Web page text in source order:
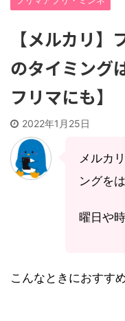
【メルカリ
のタイミング
フリマにも】
2022年1月25日
メルカ
ングを
曜日や
こんなときにおすす